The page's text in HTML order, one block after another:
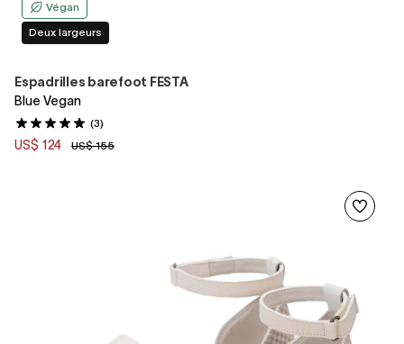
Végan
Deux largeurs
Espadrilles barefoot FESTA
Blue Vegan
(3)
US$ 124 US$ 155